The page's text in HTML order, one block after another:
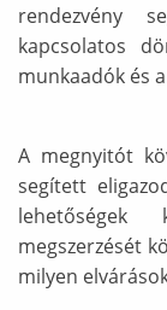
rendezvény
kapcsolatos
munkaadók és
A megnyitót
segített
megszerzését
milyen